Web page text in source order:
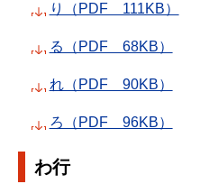
り（PDF 111KB）
る（PDF 68KB）
れ（PDF 90KB）
ろ（PDF 96KB）
わ行